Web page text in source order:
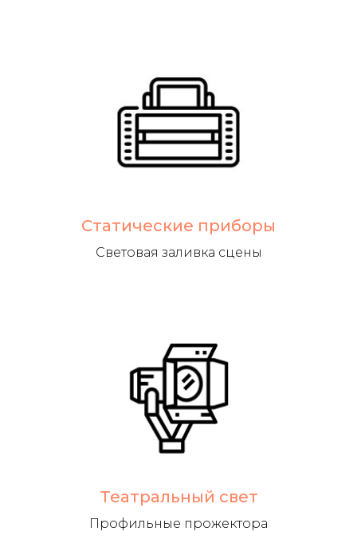
Статические приборы
Световая заливка сцены
Театральный свет
Профильные прожектора